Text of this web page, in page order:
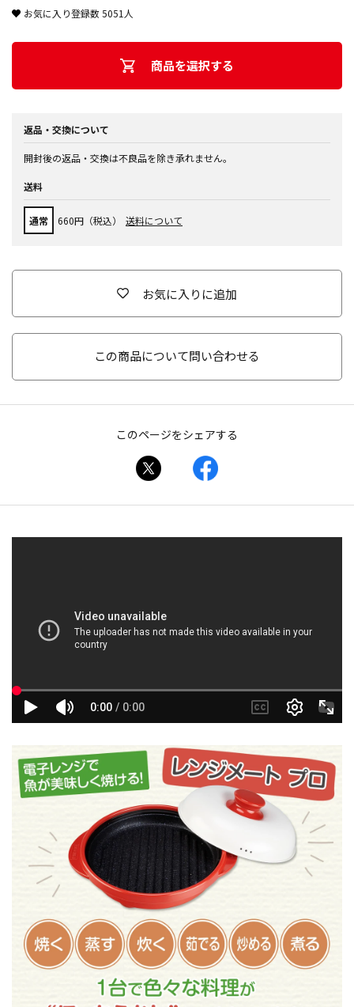
お気に入り登録数5051 人
商品を選択する
返品・交換について
開封後の返品・交換は不良品を除き承れません。
送料
通常 660円（税込） 送料について
お気に入りに追加
この商品について問い合わせる
このページをシェアする